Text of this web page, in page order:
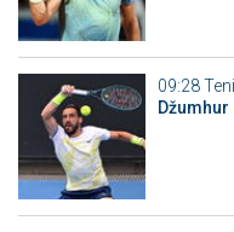
09:28